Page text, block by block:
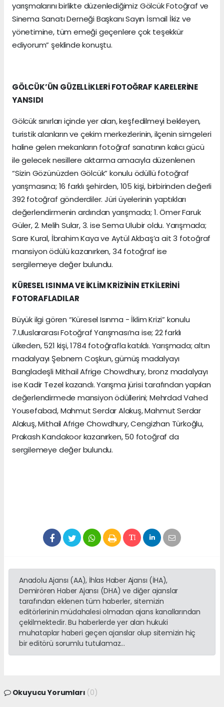
yarışmalarını birlikte düzenlediğimiz Gölcük Fotoğraf ve
Sinema Sanatı Derneği Başkanı Sayın İsmail İkiz ve
yönetimine, tüm emeği geçenlere çok teşekkür
ediyorum” şeklinde konuştu.
GÖLCÜK’ÜN GÜZELLİKLERİ FOTOĞRAF KARELERİNE
YANSIDI
Gölcük sınırları içinde yer alan, keşfedilmeyi bekleyen,
turistik alanların ve çekim merkezlerinin, ilçenin simgeleri
haline gelen mekanların fotoğraf sanatının kalıcı gücü
ile gelecek nesillere aktarma amacıyla düzenlenen
“Sizin Gözünüzden Gölcük” konulu ödüllü fotoğraf
yarışmasına; 16 farklı şehirden, 105 kişi, birbirinden değerli
392 fotoğraf gönderdiler. Jüri üyelerinin yaptıkları
değerlendirmenin ardından yarışmada; 1. Ömer Faruk
Güler, 2. Melih Sular, 3. ise Sema Ulubir oldu. Yarışmada;
Sare Kural, İbrahim Kaya ve Aytül Akbaş’a ait 3 fotoğraf
mansiyon ödülü kazanırken, 34 fotoğraf ise
sergilemeye değer bulundu.
KÜRESEL ISINMA VE İKLİM KRİZİNİN ETKİLERİNİ
FOTORAFLADILAR
Büyük ilgi gören “Küresel Isınma - İklim Krizi” konulu
7.Uluslararası Fotoğraf Yarışması’na ise; 22 farklı
ülkeden, 521 kişi, 1784 fotoğrafla katıldı. Yarışmada; altın
madalyayı Şebnem Coşkun, gümüş madalyayı
Bangladeşli Mithail Afrige Chowdhury, bronz madalyayı
ise Kadir Tezel kazandı. Yarışma jürisi tarafından yapılan
değerlendirmede mansiyon ödüllerini; Mehrdad Vahed
Yousefabad, Mahmut Serdar Alakuş, Mahmut Serdar
Alakuş, Mithail Afrige Chowdhury, Cengizhan Türkoğlu,
Prakash Kandakoor kazanırken, 50 fotoğraf da
sergilemeye değer bulundu.
Anadolu Ajansı (AA), İhlas Haber Ajansı (İHA),
Demirören Haber Ajansı (DHA) ve diğer ajanslar
tarafından eklenen tüm haberler, sitemizin
editörlerinin müdahalesi olmadan ajans kanallarından
çekilmektedir. Bu haberlerde yer alan hukuki
muhataplar haberi geçen ajanslar olup sitemizin hiç
bir editörü sorumlu tutulamaz...
Okuyucu Yorumları (0)